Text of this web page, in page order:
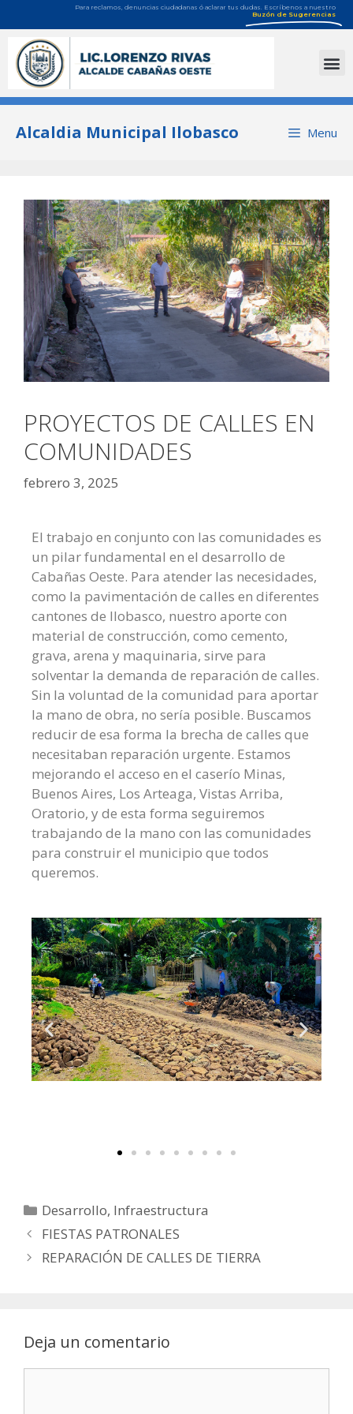
Para reclamos, denuncias ciudadanas ó aclarar tus dudas. Escríbenos a nuestro
Buzón de Sugerencias
Alcaldia Municipal Ilobasco Menu
PROYECTOS DE CALLES EN
COMUNIDADES
febrero 3, 2025
El trabajo en conjunto con las comunidades es
un pilar fundamental en el desarrollo de
Cabañas Oeste. Para atender las necesidades,
como la pavimentación de calles en diferentes
cantones de Ilobasco, nuestro aporte con
material de construcción, como cemento,
grava, arena y maquinaria, sirve para
solventar la demanda de reparación de calles.
Sin la voluntad de la comunidad para aportar
la mano de obra, no sería posible. Buscamos
reducir de esa forma la brecha de calles que
necesitaban reparación urgente. Estamos
mejorando el acceso en el caserío Minas,
Buenos Aires, Los Arteaga, Vistas Arriba,
Oratorio, y de esta forma seguiremos
trabajando de la mano con las comunidades
para construir el municipio que todos
queremos.
Desarrollo, Infraestructura
FIESTAS PATRONALES
REPARACIÓN DE CALLES DE TIERRA
Deja un comentario